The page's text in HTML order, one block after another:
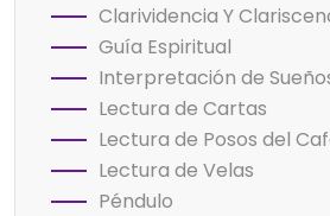
Clarividencia Y
Guía Espiritual
Interpretación de
Lectura de Cartas
Lectura de Posos del
Lectura de Velas
Péndulo